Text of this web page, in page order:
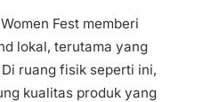
Fest memberi
lokal, terutama yang
ruang fisik seperti ini,
kualitas produk yang